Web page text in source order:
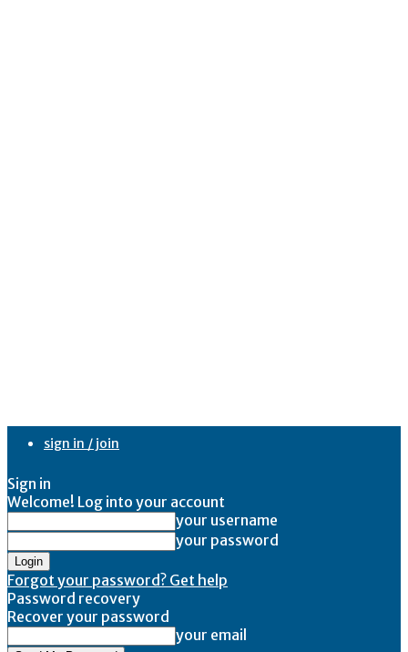
sign in / join
Sign in
Welcome! Log into your account
your username
your password
Forgot your password? Get help
Password recovery
Recover your password
your email